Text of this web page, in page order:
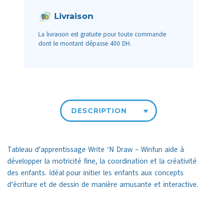
Livraison
La livraison est gratuite pour toute commande
dont le montant dépasse 400 DH.
DESCRIPTION
Tableau d’apprentissage Write ‘N Draw – Winfun aide à
développer la motricité fine, la coordination et la créativité
des enfants. Idéal pour initier les enfants aux concepts
d’écriture et de dessin de manière amusante et interactive.